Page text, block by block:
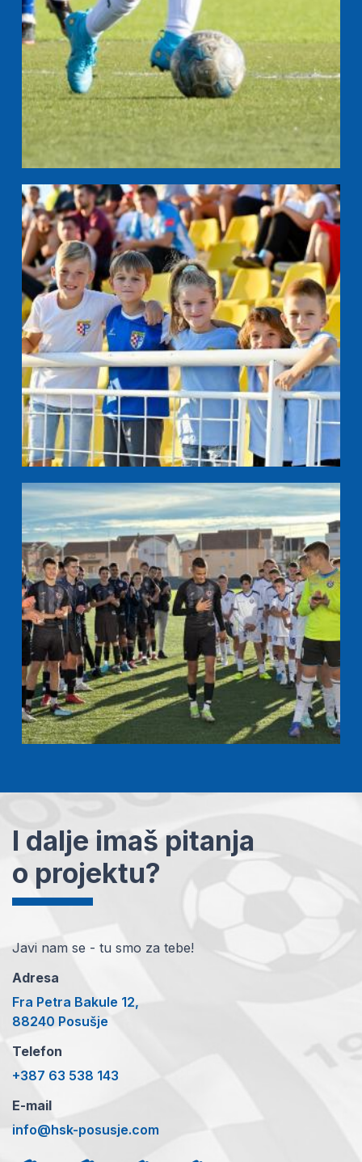
I dalje imaš pitanja
o projektu?
Javi nam se - tu smo za tebe!
Adresa
Fra Petra Bakule 12,
88240 Posušje
Telefon
+387 63 538 143
E-mail
info@hsk-posusje.com